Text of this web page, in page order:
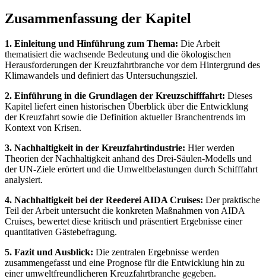
Zusammenfassung der Kapitel
1. Einleitung und Hinführung zum Thema: Die Arbeit
thematisiert die wachsende Bedeutung und die ökologischen
Herausforderungen der Kreuzfahrtbranche vor dem Hintergrund des
Klimawandels und definiert das Untersuchungsziel.
2. Einführung in die Grundlagen der Kreuzschifffahrt: Dieses
Kapitel liefert einen historischen Überblick über die Entwicklung
der Kreuzfahrt sowie die Definition aktueller Branchentrends im
Kontext von Krisen.
3. Nachhaltigkeit in der Kreuzfahrtindustrie: Hier werden
Theorien der Nachhaltigkeit anhand des Drei-Säulen-Modells und
der UN-Ziele erörtert und die Umweltbelastungen durch Schifffahrt
analysiert.
4. Nachhaltigkeit bei der Reederei AIDA Cruises: Der praktische
Teil der Arbeit untersucht die konkreten Maßnahmen von AIDA
Cruises, bewertet diese kritisch und präsentiert Ergebnisse einer
quantitativen Gästebefragung.
5. Fazit und Ausblick: Die zentralen Ergebnisse werden
zusammengefasst und eine Prognose für die Entwicklung hin zu
einer umweltfreundlicheren Kreuzfahrtbranche gegeben.